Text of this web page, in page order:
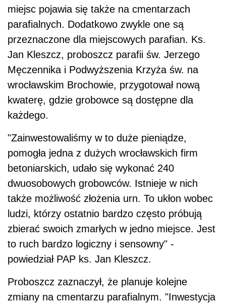
miejsc pojawia się także na cmentarzach
parafialnych. Dodatkowo zwykle one są
przeznaczone dla miejscowych parafian. Ks.
Jan Kleszcz, proboszcz parafii św. Jerzego
Męczennika i Podwyższenia Krzyża św. na
wrocławskim Brochowie, przygotował nową
kwaterę, gdzie grobowce są dostępne dla
każdego.
"Zainwestowaliśmy w to duże pieniądze,
pomogła jedna z dużych wrocławskich firm
betoniarskich, udało się wykonać 240
dwuosobowych grobowców. Istnieje w nich
także możliwość złożenia urn. To ukłon wobec
ludzi, którzy ostatnio bardzo często próbują
zbierać swoich zmarłych w jedno miejsce. Jest
to ruch bardzo logiczny i sensowny" -
powiedział PAP ks. Jan Kleszcz.
Proboszcz zaznaczył, że planuje kolejne
zmiany na cmentarzu parafialnym. "Inwestycja